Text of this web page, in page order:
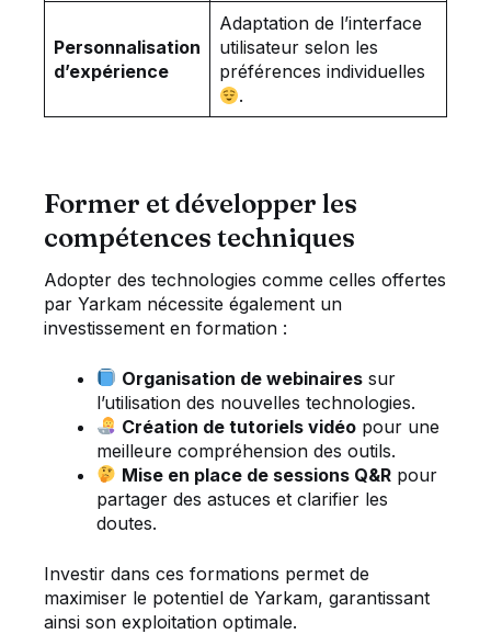
Personnalisation
d’expérience
Adaptation de l’interface
utilisateur selon les
préférences individuelles
.
Former et développer les
compétences techniques
Adopter des technologies comme celles offertes
par Yarkam nécessite également un
investissement en formation :
Organisation de webinaires sur
l’utilisation des nouvelles technologies.
Création de tutoriels vidéo pour une
meilleure compréhension des outils.
Mise en place de sessions Q&R pour
partager des astuces et clarifier les
doutes.
Investir dans ces formations permet de
maximiser le potentiel de Yarkam, garantissant
ainsi son exploitation optimale.